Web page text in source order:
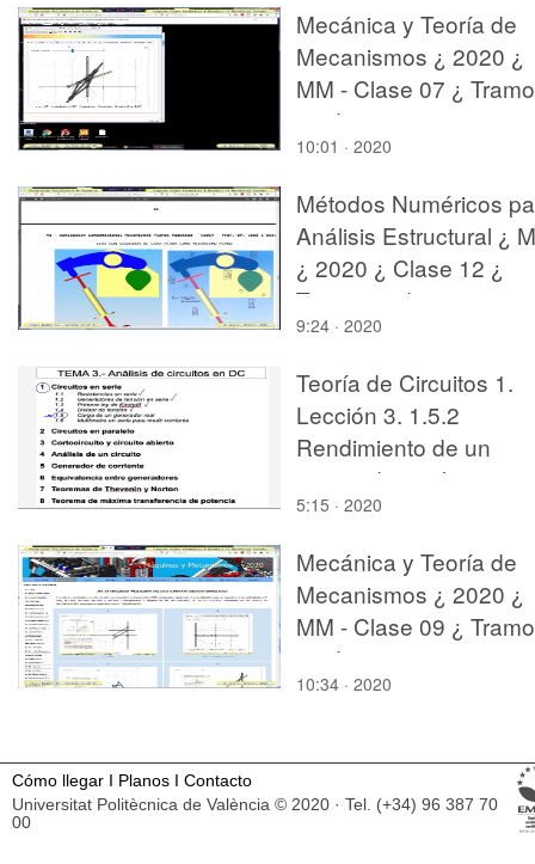
Mecánica y Teoría de
Mecanismos ¿ 2020 ¿
MM - Clase 07 ¿ Tramo
02 de 10
10:01 · 2020
Métodos Numéricos
Análisis Estructural ¿
¿ 2020 ¿ Clase 12 ¿
Tramo 12 de 15
9:24 · 2020
Teoría de Circuitos 1.
Lección 3. 1.5.2
Rendimiento de un
generador real
5:15 · 2020
Mecánica y Teoría de
Mecanismos ¿ 2020 ¿
MM - Clase 09 ¿ Tramo
13 de 13
10:34 · 2020
Cómo llegar I Planos I Contacto
Universitat Politècnica de València © 2020 · Tel. (+34) 96 387 70
00